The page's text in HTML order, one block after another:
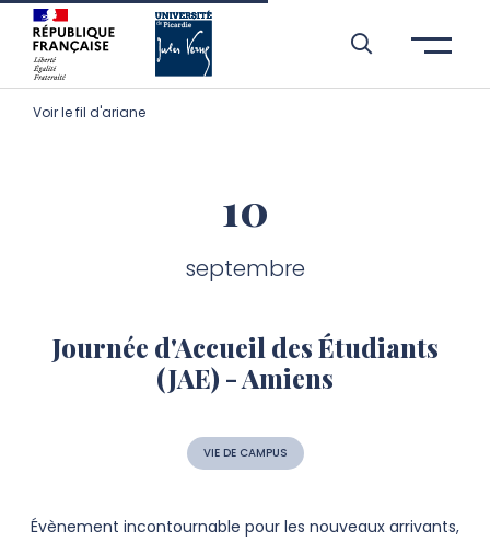
Aller à l’entête de page
Aller au menu principale
Aller au contenu principal
Aller à la recherche
Passer aux cookies
Aller au pied de page
Voir le fil d'ariane
10
septembre
Journée d'Accueil des Étudiants
(JAE) - Amiens
VIE DE CAMPUS
Évènement incontournable pour les nouveaux arrivants,